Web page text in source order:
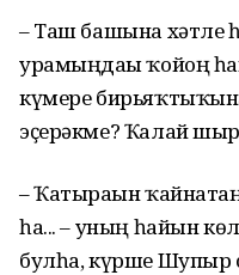
– Таш башына хәтле
урамыңдағы ҡойоң
күмере
эҫерәкме? Ҡалай
– Ҡатырағын
һа... – уның һайын
булһа, күрше